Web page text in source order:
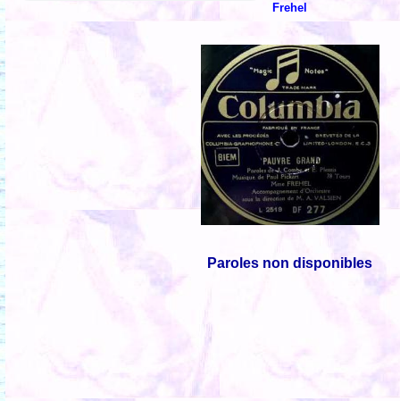
Frehel
Paroles non disponibles